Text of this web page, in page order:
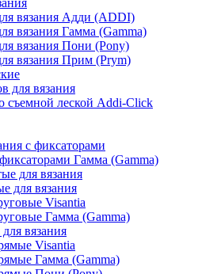
вязания Адди (ADDI)
вязания Гамма (Gamma)
вязания Пони (Pony)
вязания Прим (Prym)
для вязания
съемной леской Addi-Click
с фиксаторами
Гамма (Gamma)
для вязания
для вязания
Visantia
Гамма (Gamma)
вязания
Visantia
Гамма (Gamma)